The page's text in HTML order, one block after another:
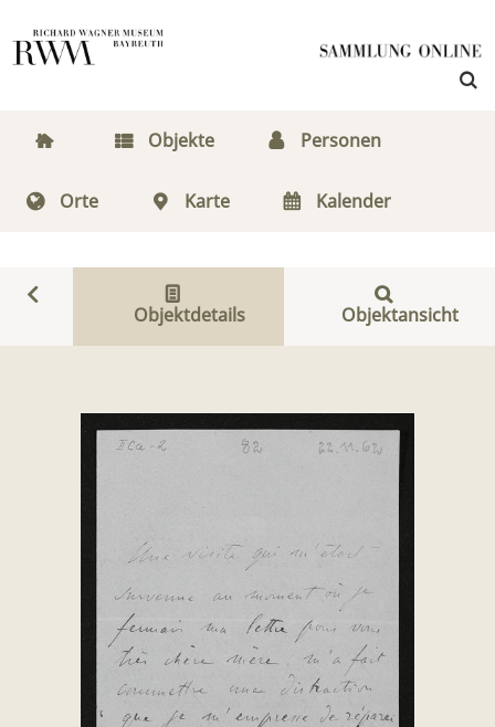
Objekte Personen
Orte Karte Kalender
Objektdetails Objektansicht